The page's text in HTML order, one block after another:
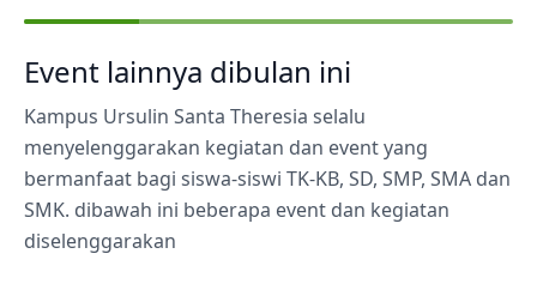
Event lainnya dibulan ini
Kampus Ursulin Santa Theresia selalu
menyelenggarakan kegiatan dan event yang
bermanfaat bagi siswa-siswi TK-KB, SD, SMP, SMA dan
SMK. dibawah ini beberapa event dan kegiatan
diselenggarakan